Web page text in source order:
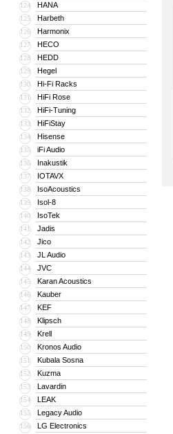
124 HANA
125 Harbeth
126 Harmonix
127 HECO
128 HEDD
129 Hegel
130 Hi-Fi Racks
131 HiFi Rose
132 HiFi-Tuning
133 HiFiStay
134 Hisense
135 iFi Audio
136 Inakustik
137 IOTAVX
138 IsoAcoustics
139 Isol-8
140 IsoTek
141 Jadis
142 Jico
143 JL Audio
144 JVC
145 Karan Acoustics
146 Kauber
147 KEF
148 Klipsch
149 Krell
150 Kronos Audio
151 Kubala Sosna
152 Kuzma
153 Lavardin
154 LEAK
155 Legacy Audio
156 LG Electronics